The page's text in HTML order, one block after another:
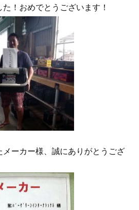
！おめでとうございます！
ーカー様、誠にありがとうござ